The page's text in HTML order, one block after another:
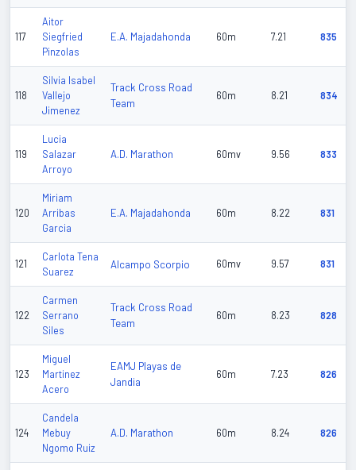
117
Aitor
Siegfried
Pinzolas
E.A. Majadahonda 60m 7.21 835
118
Silvia Isabel
Vallejo
Jimenez
Track Cross Road
Team
60m 8.21 834
119
Lucia
Salazar
Arroyo
A.D. Marathon 60mv 9.56 833
120
Miriam
Arribas
Garcia
E.A. Majadahonda 60m 8.22 831
121
Carlota Tena
Suarez
Alcampo Scorpio 60mv 9.57 831
122
Carmen
Serrano
Siles
Track Cross Road
Team
60m 8.23 828
123
Miguel
Martinez
Acero
EAMJ Playas de
Jandia
60m 7.23 826
124
Candela
Mebuy
Ngomo Ruiz
A.D. Marathon 60m 8.24 826